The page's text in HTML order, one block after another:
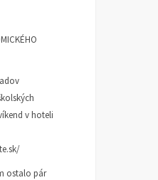
v hoteli
ostalo pár